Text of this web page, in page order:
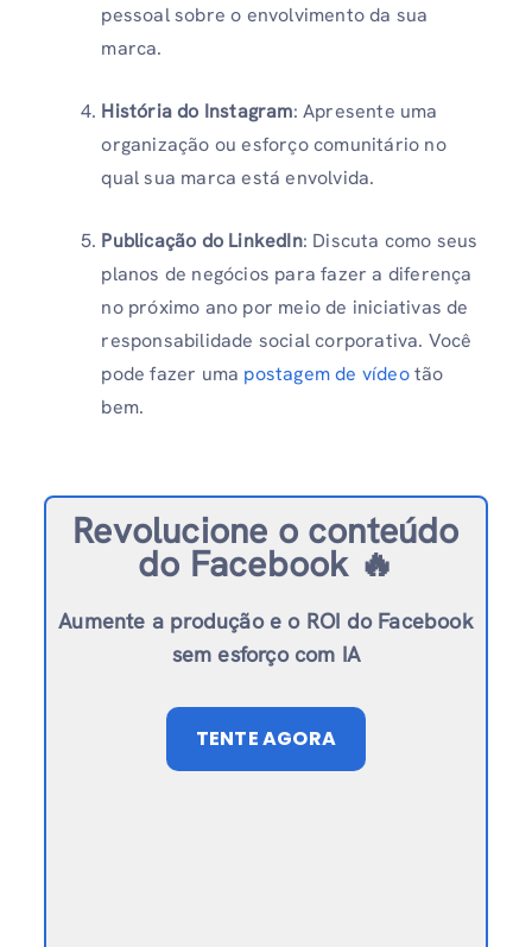
pessoal sobre o envolvimento da sua
marca.
História do Instagram: Apresente uma
organização ou esforço comunitário no
qual sua marca está envolvida.
Publicação do LinkedIn: Discuta como seus
planos de negócios para fazer a diferença
no próximo ano por meio de iniciativas de
responsabilidade social corporativa. Você
pode fazer uma postagem de vídeotão
bem.
Revolucione o conteúdo
do Facebook 🔥
Aumente a produção e o ROI do Facebook
sem esforço com IA
TENTE AGORA